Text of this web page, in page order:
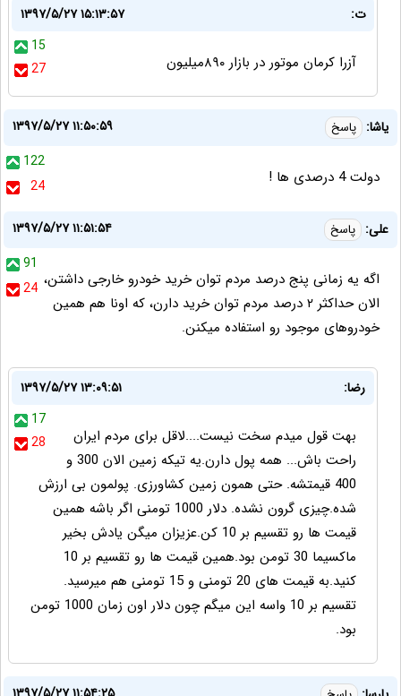
ت:
۱۳۹۷/۵/۲۷ ۱۵:۱۳:۵۷
15
27
آزرا کرمان موتور در بازار ۸۹۰میلیون
یاشا: پاسخ
۱۳۹۷/۵/۲۷ ۱۱:۵۰:۵۹
122
24
دولت 4 درصدی ها !
علی: پاسخ
۱۳۹۷/۵/۲۷ ۱۱:۵۱:۵۴
91
24 اگه یه زمانی پنج درصد مردم توان خرید خودرو خارجی داشتن،
الان حداکثر ۲ درصد مردم توان خرید دارن، که اونا هم همین
خودروهای موجود رو استفاده میکنن.
رضا:
۱۳۹۷/۵/۲۷ ۱۳:۰۹:۵۱
17
28
بهت قول میدم سخت نیست....لاقل برای مردم ایران
راحت باش... همه پول دارن.یه تیکه زمین الان 300 و
400 قیمتشه. حتی همون زمین کشاورزی. پولمون بی ارزش
شده.چیزی گرون نشده. دلار 1000 تومنی اگر باشه همین
قیمت ها رو تقسیم بر 10 کن.عزیزان میگن یادش بخیر
ماکسیما 30 تومن بود.همین قیمت ها رو تقسیم بر 10
کنید.به قیمت های 20 تومنی و 15 تومنی هم میرسید.
تقسیم بر 10 واسه این میگم چون دلار اون زمان 1000 تومن
بود.